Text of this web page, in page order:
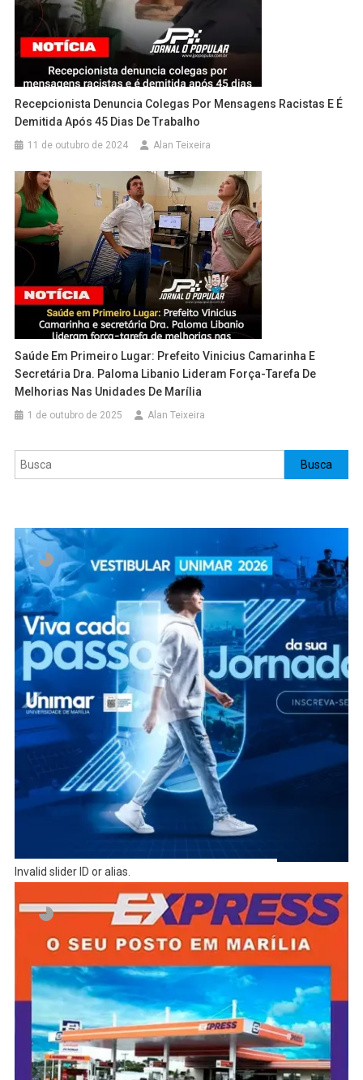
Recepcionista Denuncia Colegas Por Mensagens Racistas E É
Demitida Após 45 Dias De Trabalho
11 de outubro de 2024 Alan Teixeira
Saúde Em Primeiro Lugar: Prefeito Vinicius Camarinha E
Secretária Dra. Paloma Libanio Lideram Força-Tarefa De
Melhorias Nas Unidades De Marília
1 de outubro de 2025 Alan Teixeira
Pesquisar Busca
Invalid slider ID or alias.